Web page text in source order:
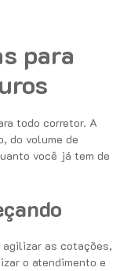
para
todo corretor. A
do volume de
você já tem de
as cotações,
o atendimento e